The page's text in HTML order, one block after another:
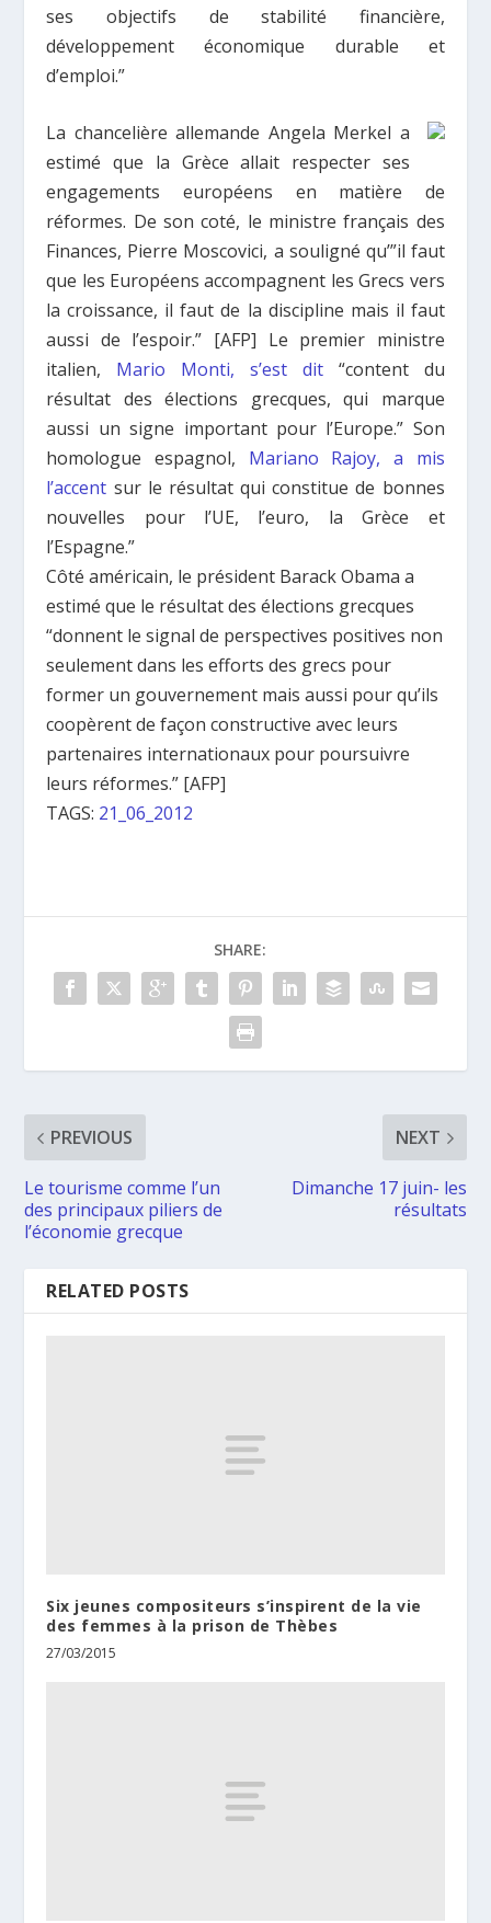
ses objectifs de stabilité financière,
développement économique durable et
d’emploi.”
La chancelière allemande Angela Merkel a
estimé que la Grèce allait respecter ses
engagements européens en matière de
réformes. De son coté, le ministre français des
Finances, Pierre Moscovici, a souligné qu’”il faut
que les Européens accompagnent les Grecs vers
la croissance, il faut de la discipline mais il faut
aussi de l’espoir.” [AFP] Le premier ministre
italien, Mario Monti, s’est dit“content du
résultat des élections grecques, qui marque
aussi un signe important pour l’Europe.” Son
homologue espagnol, Mariano Rajoy, a mis
l’accent sur le résultat qui constitue de bonnes
nouvelles pour l’UE, l’euro, la Grèce et
l’Espagne.”
Côté américain, le président Barack Obama a
estimé que le résultat des élections grecques
“donnent le signal de perspectives positives non
seulement dans les efforts des grecs pour
former un gouvernement mais aussi pour qu’ils
coopèrent de façon constructive avec leurs
partenaires internationaux pour poursuivre
leurs réformes.” [AFP]
TAGS: 21_06_2012
SHARE:
PREVIOUS
Le tourisme comme l’un
des principaux piliers de
l’économie grecque
NEXT
Dimanche 17 juin- les
résultats
RELATED POSTS
Six jeunes compositeurs s’inspirent de la vie
des femmes à la prison de Thèbes
27/03/2015